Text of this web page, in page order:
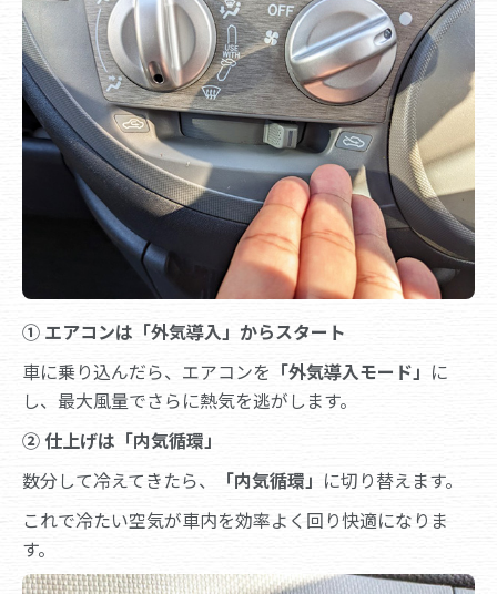
① エアコンは「外気導入」からスタート
車に乗り込んだら、エアコンを 「外気導入モード」 に
し、最大風量でさらに熱気を逃がします。
② 仕上げは「内気循環」
数分して冷えてきたら、
「内気循環」 に切り替えます。
これで冷たい空気が車内を効率よく回り快適になりま
す。